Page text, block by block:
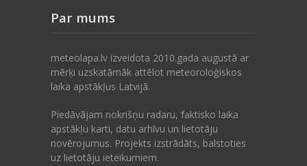
Par mums
meteolapa.lv izveidota 2010.gada augustā ar
mērķi uzskatāmāk attēlot meteoroloģiskos
laika apstākļus Latvijā.
Piedāvājam nokrišņu radaru, faktisko laika
apstākļu karti, datu arhīvu un lietotāju
novērojumus. Projekts izstrādāts, balstoties
uz lietotāju ieteikumiem.